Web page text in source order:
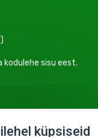
kodulehe sisu eest.
küpsiseid